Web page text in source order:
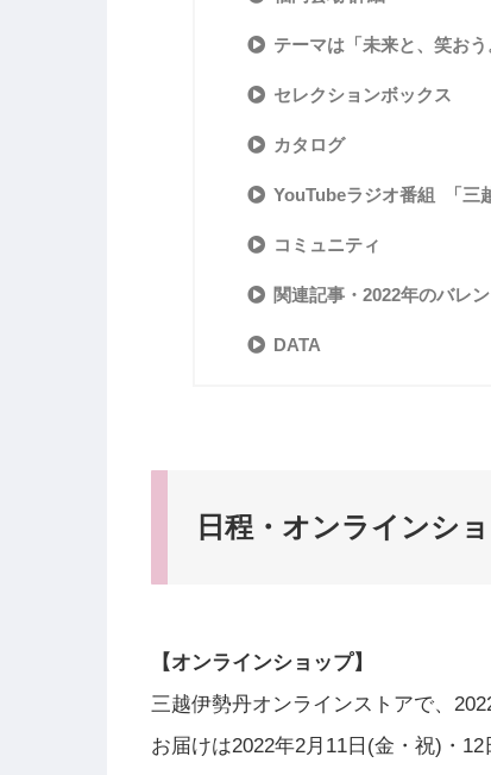
テーマは「未来と、笑おう
セレクションボックス
カタログ
YouTubeラジオ番組 「三
コミュニティ
関連記事・2022年のバレ
DATA
日程・オンラインシ
【オンラインショップ】
三越伊勢丹オンラインストアで、
お届けは2022年2月11日(金・祝)・